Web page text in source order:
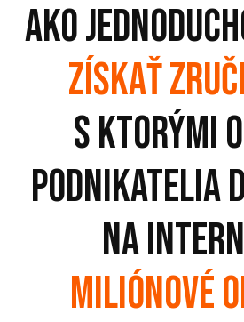
ako
získať
s ktorými
podnikatelia
na
miliónové